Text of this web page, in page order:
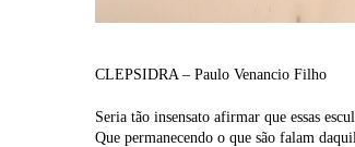
CLEPSIDRA – Paulo Venancio Filho
Seria tão insensato afirmar que essas
Que permanecendo o que são falam